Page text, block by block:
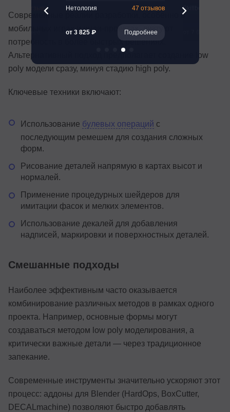
Современные реалии разработки, особенно в
мобильных играх и инди-проектах, диктуют
потребность в более быстрых решениях.
Альтернативный подход предполагает создание low
poly модели сразу, минуя стадию high poly.
Ключевые техники включают:
Использование булевых операций с
последующим ремешем для создания сложных
форм.
Рисование деталей напрямую в картах высот и
нормалей.
Применение процедурных шейдеров для
имитации фасок и мелких элементов.
Использование декалей для добавления
надписей, маркировки и поверхностных деталей.
Смешанные подходы
Наиболее эффективным часто оказывается
комбинирование различных методов в рамках одного
проекта. Например, основные формы могут
создаваться методом low poly моделирования, а
критически важные детали — через традиционное
запекание.
Современные инструменты значительно ускоряют этот
процесс: аддоны для Blender (HardOps, BoxCutter,
DECALmachine) позволяют быстро добавлять
133 отзыва
Подробнее
Нетология 47 отзывов
от 3 825 ₽ Подробнее
Skillbox